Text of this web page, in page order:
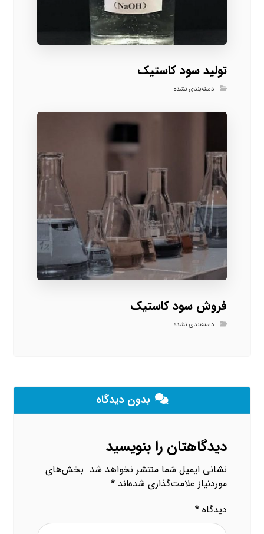
تولید سود کاستیک
دسته‌بندی نشده
فروش سود کاستیک
دسته‌بندی نشده
بدون دیدگاه
دیدگاهتان را بنویسید
نشانی ایمیل شما منتشر نخواهد شد. بخش‌های
موردنیاز علامت‌گذاری شده‌اند*
دیدگاه*